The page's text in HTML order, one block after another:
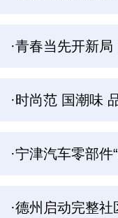
·青春当先开新
·时尚范 国潮味
·宁津汽车零部件
·德州启动完整